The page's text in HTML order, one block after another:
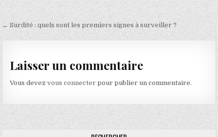
Navigation de l’article
← Surdité : quels sont les premiers signes à surveiller ?
Laisser un commentaire
Vous devezvous connecter pour publier un commentaire.